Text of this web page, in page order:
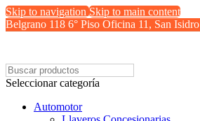
Skip to navigationSkip to main content
Belgrano 118 6° Piso Oficina 11, San Isidro
Seleccionar categoría
Automotor